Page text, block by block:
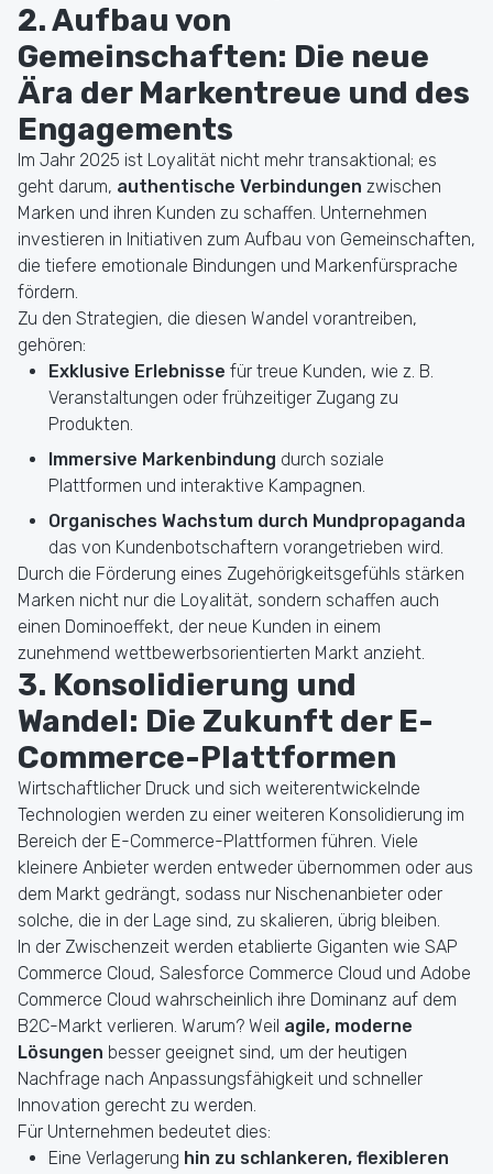
2. Aufbau von
Gemeinschaften: Die neue
Ära der Markentreue und des
Engagements
Im Jahr 2025 ist Loyalität nicht mehr transaktional; es
geht darum, authentische Verbindungen zwischen
Marken und ihren Kunden zu schaffen. Unternehmen
investieren in Initiativen zum Aufbau von Gemeinschaften,
die tiefere emotionale Bindungen und Markenfürsprache
fördern.
Zu den Strategien, die diesen Wandel vorantreiben,
gehören:
Exklusive Erlebnisse für treue Kunden, wie z. B.
Veranstaltungen oder frühzeitiger Zugang zu
Produkten.
Immersive Markenbindung durch soziale
Plattformen und interaktive Kampagnen.
Organisches Wachstum durch Mundpropaganda
das von Kundenbotschaftern vorangetrieben wird.
Durch die Förderung eines Zugehörigkeitsgefühls stärken
Marken nicht nur die Loyalität, sondern schaffen auch
einen Dominoeffekt, der neue Kunden in einem
zunehmend wettbewerbsorientierten Markt anzieht.
3. Konsolidierung und
Wandel: Die Zukunft der E-
Commerce-Plattformen
Wirtschaftlicher Druck und sich weiterentwickelnde
Technologien werden zu einer weiteren Konsolidierung im
Bereich der E-Commerce-Plattformen führen. Viele
kleinere Anbieter werden entweder übernommen oder aus
dem Markt gedrängt, sodass nur Nischenanbieter oder
solche, die in der Lage sind, zu skalieren, übrig bleiben.
In der Zwischenzeit werden etablierte Giganten wie SAP
Commerce Cloud, Salesforce Commerce Cloud und Adobe
Commerce Cloud wahrscheinlich ihre Dominanz auf dem
B2C-Markt verlieren. Warum? Weil agile, moderne
Lösungen besser geeignet sind, um der heutigen
Nachfrage nach Anpassungsfähigkeit und schneller
Innovation gerecht zu werden.
Für Unternehmen bedeutet dies:
Eine Verlagerung hin zu schlankeren, flexibleren